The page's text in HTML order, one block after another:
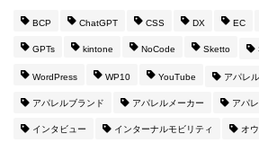
BCP ChatGPT CSS DX EC
GPTs kintone NoCode Sketto
WordPress WP10 YouTube アパレ
アパレルブランド アパレルメーカー アパ
インタビュー インターナルモビリティ オ